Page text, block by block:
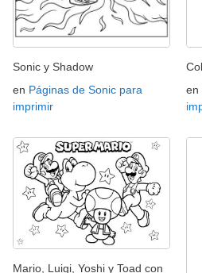
Sonic y Shadow
en Páginas de Sonic para
imprimir
en
Mario, Luigi, Yoshi y Toad con